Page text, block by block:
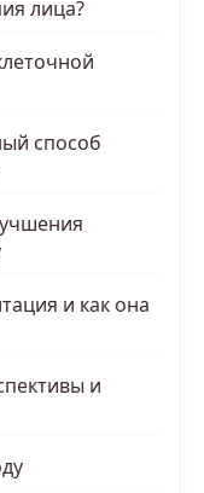
лица?
способ
и как она
и